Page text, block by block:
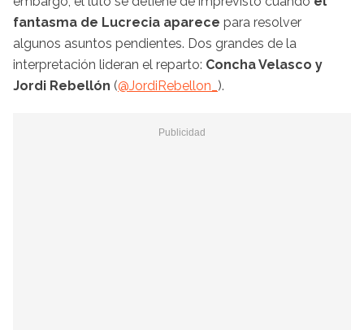
fantasma de Lucrecia aparece para resolver
algunos asuntos pendientes. Dos grandes de la
interpretación lideran el reparto: Concha Velasco y
Jordi Rebellón (@JordiRebellon_ ).